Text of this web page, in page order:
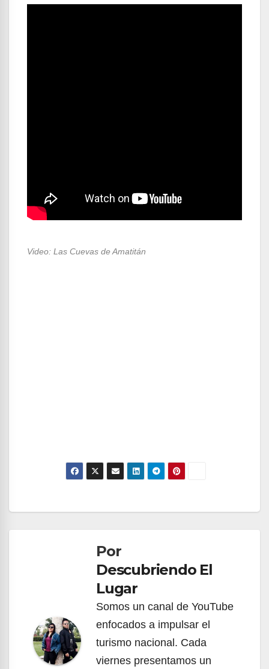
Video: Las Cuevas de Amatitán
Navegación
entradasPor
Descubriendo El
Lugar
Somos un canal de YouTube
enfocados a impulsar el
turismo nacional. Cada
viernes presentamos un